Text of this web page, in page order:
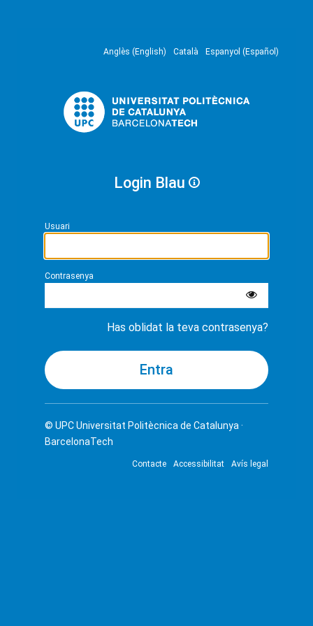
Anglès (English) Català Espanyol (Español)
Login Blau
Usuari
Contrasenya
Has oblidat la teva contrasenya?
© UPCUniversitat Politècnica de Catalunya ·
BarcelonaTech
Contacte Accessibilitat Avís legal